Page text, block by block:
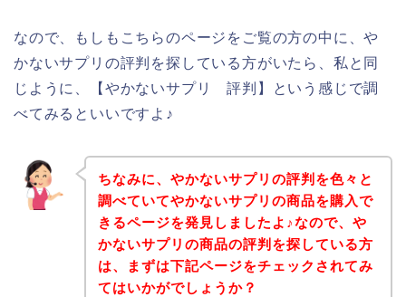
なので、もしもこちらのページをご覧の方の中に、や
かないサプリの評判を探している方がいたら、私と同
じように、【やかないサプリ 評判】という感じで調
べてみるといいですよ♪
ちなみに、やかないサプリの評判を色々と
調べていてやかないサプリの商品を購入で
きるページを発見しましたよ♪なので、や
かないサプリの商品の評判を探している方
は、まずは下記ページをチェックされてみ
てはいかがでしょうか？